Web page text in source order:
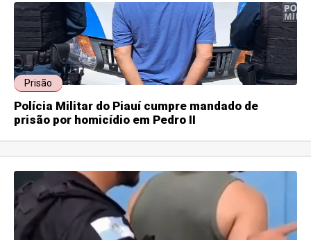
Prisão
Polícia Militar do Piauí cumpre mandado de
prisão por homicídio em Pedro II